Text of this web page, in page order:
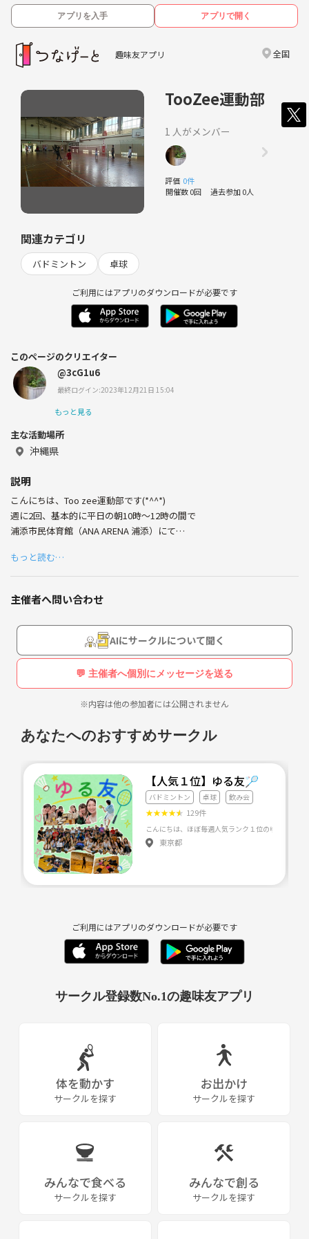
アプリを入手 アプリで開く
趣味友アプリ 全国
TooZee運動部
1 人がメンバー
評価 0件
開催数 0回 過去参加 0人
関連カテゴリ
バドミントン 卓球
ご利用にはアプリのダウンロードが必要です
このページのクリエイター
@3cG1u6
最終ログイン:2023年12月21日 15:04
もっと見る
主な活動場所
沖縄県
説明
こんにちは、Too zee運動部です(*^^*)
週に2回、基本的に平日の朝10時～12時の間で
浦添市民体育館（ANA ARENA 浦添）にて
例えば卓球・ミニバレー・バドミントンなどなど。
みんな素人の集まりでワイワイ楽しく
運動するのが目的です。
体育館使用料や消耗品代（シャトル等）が
発生するため、1回1人200円の参加料を頂いています。
自由参加型なので毎回参加しなくても
いいですし、時間内で来れる時間で
室内シューズ・タオル・水筒など各自簡単な
用意で結構です。
無料でお貸しします。
今後の予定
2023年12月
22日(金)10：00～12：00 バドミントン（浦添体育館）
12日(金)10：00～12：00 バドミントン（浦添体育館）
17日(水)10：00～12：00 バドミントン（西原町民体育館）
19日(金)10：00～12：00 バドミントン（浦添体育館）
26日(金)10：00～12：00 バドミントン（西原町民体育館）
30日(水)10：00～12：00 バドミントン（浦添体育館）
他の曜日になる事もあります。
一緒に楽しく運動したいという方、
ぜひご連絡下さい。
もっと読む…
主催者へ問い合わせ
AIにサークルについて聞く
💬 主催者へ個別にメッセージを送る
※内容は他の参加者には公開されません
あなたへのおすすめサークル
【人気１位】ゆる友🏸
バドミントン 卓球 飲み会
★★★★★ 129件
東京都
ご利用にはアプリのダウンロードが必要です
サークル登録数No.1の趣味友アプリ
体を動かす
サークルを探す
お出かけ
サークルを探す
みんなで食べる
サークルを探す
みんなで創る
サークルを探す